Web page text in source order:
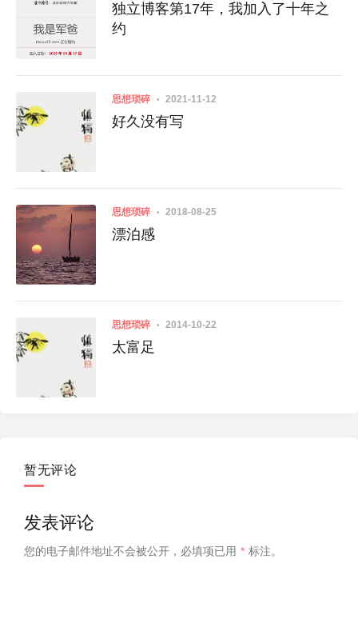
独立博客第17年，我加入了十年之
约
思想琐碎 2021-11-12
好久没有写
思想琐碎 2018-08-25
漂泊感
思想琐碎 2014-10-22
太富足
暂无评论
发表评论
您的电子邮件地址不会被公开， 必填项已用 * 标注。
寒冷中的坚持